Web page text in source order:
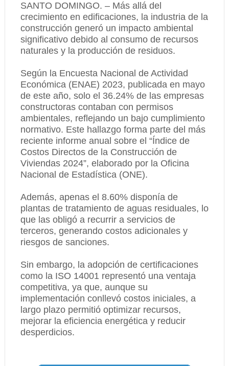
SANTO DOMINGO. – Más allá del
crecimiento en edificaciones, la industria de la
construcción generó un impacto ambiental
significativo debido al consumo de recursos
naturales y la producción de residuos.
Según la Encuesta Nacional de Actividad
Económica (ENAE) 2023, publicada en mayo
de este año, solo el 36.24% de las empresas
constructoras contaban con permisos
ambientales, reflejando un bajo cumplimiento
normativo. Este hallazgo forma parte del más
reciente informe anual sobre el “Índice de
Costos Directos de la Construcción de
Viviendas 2024”, elaborado por la Oficina
Nacional de Estadística (ONE).
Además, apenas el 8.60% disponía de
plantas de tratamiento de aguas residuales, lo
que las obligó a recurrir a servicios de
terceros, generando costos adicionales y
riesgos de sanciones.
Sin embargo, la adopción de certificaciones
como la ISO 14001 representó una ventaja
competitiva, ya que, aunque su
implementación conllevó costos iniciales, a
largo plazo permitió optimizar recursos,
mejorar la eficiencia energética y reducir
desperdicios.